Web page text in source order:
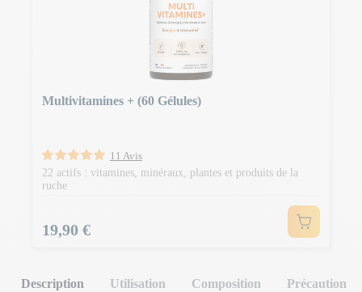
Multivitamines + (60 Gélules)
11 Avis
22 actifs : vitamines, minéraux, plantes et produits de la
ruche
Prix
19,90 €
Description Utilisation Composition Précaution